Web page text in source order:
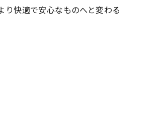
快適で安心なものへと変わる